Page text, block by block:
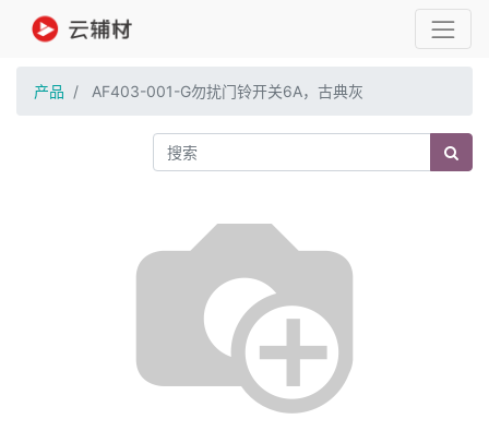
产品 AF403-001-G勿扰门铃开关6A，古典灰